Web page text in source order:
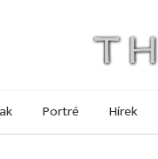
Portré Hírek